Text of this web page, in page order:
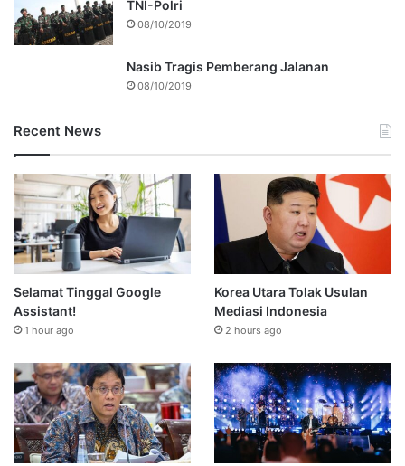
TNI-Polri
08/10/2019
Nasib Tragis Pemberang Jalanan
08/10/2019
Recent News
Selamat Tinggal Google
Assistant!
1 hour ago
Korea Utara Tolak Usulan
Mediasi Indonesia
2 hours ago